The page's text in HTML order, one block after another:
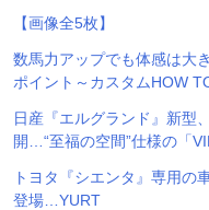
【画像全5枚】
数馬力アップでも体感は大
ポイント～カスタムHOW
日産『エルグランド』新型
開…“至福の空間”仕様の「
トヨタ『シエンタ』専用の
登場…YURT